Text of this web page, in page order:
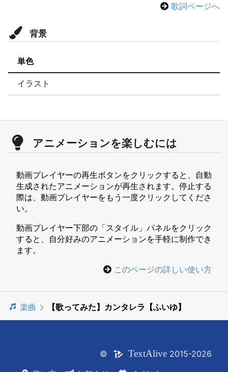
歌詞ページへ
背景
単色
イラスト
アニメーションを楽しむには
動画プレイヤーの再生ボタンをクリックすると、自動
生成されたアニメーションが再生されます。停止する
際は、動画プレイヤーをもう一度クリックしてくださ
い。
動画プレイヤー下部の「スタイル」パネルをクリック
すると、自分好みのアニメーションを手軽に制作でき
ます。
このページの詳しい使い方
楽曲 【歌ってみた】カンタレラ【ふいゆ】
© TextAlive 2015-2026